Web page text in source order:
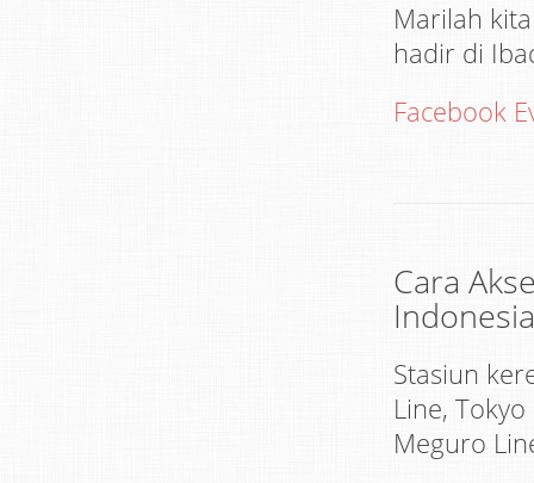
Marilah
hadir di
Facebook
Cara
Stasiun
Line,
Meguro